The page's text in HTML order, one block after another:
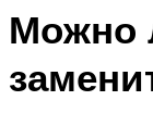
Можно